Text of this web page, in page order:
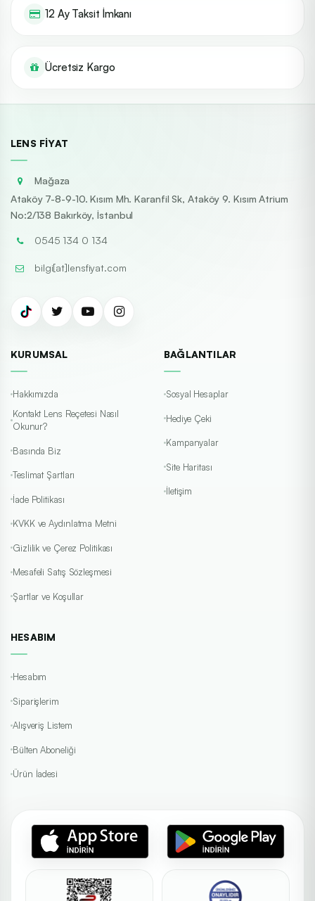
12 Ay Taksit İmkanı
Ücretsiz Kargo
LENS FIYAT
Mağaza
Ataköy 7-8-9-10. Kısım Mh. Karanfil Sk, Ataköy 9. Kısım Atrium
No:2/138 Bakırköy, İstanbul
0545 134 0 134
bilgi[at]lensfiyat.com
KURUMSAL
Hakkımızda
Kontakt Lens Reçetesi Nasıl
Okunur?
Basında Biz
Teslimat Şartları
İade Politikası
KVKK ve Aydınlatma Metni
Gizlilik ve Çerez Politikası
Mesafeli Satış Sözleşmesi
Şartlar ve Koşullar
BAĞLANTILAR
Sosyal Hesaplar
Hediye Çeki
Kampanyalar
Site Haritası
İletişim
HESABIM
Hesabım
Siparişlerim
Alışveriş Listem
Bülten Aboneliği
Ürün İadesi